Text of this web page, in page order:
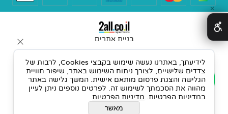
בניית אתרים
✕
לידיעתך, באתרנו נעשה שימוש בקבצי Cookies, לרבות של
צדדים שלישיים, לצורך ניתוח השימוש באתר, שיפור חוויית
הגלישה והצגת פרסום מותאם אישית. המשך גלישה באתר
מהווה את הסכמתך לשימוש זה. לפרטים נוספים ניתן לעיין
במדיניות הפרטיות. מדיניות הפרטיות
מאשר